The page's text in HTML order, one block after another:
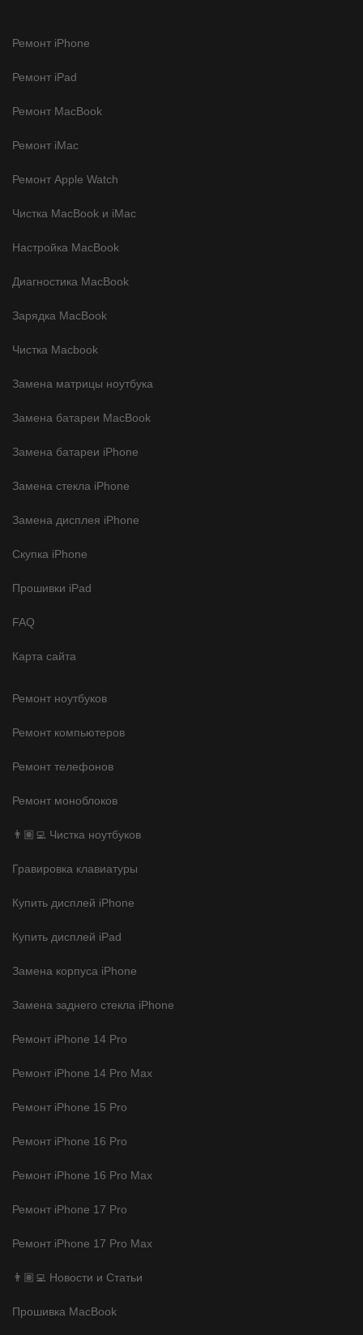
Ремонт iPhone
Ремонт iPad
Ремонт MacBook
Ремонт iMac
Ремонт Apple Watch
Чистка MacBook и iMac
Настройка MacBook
Диагностика MacBook
Зарядка MacBook
Чистка Macbook
Замена матрицы ноутбука
Замена батареи MacBook
Замена батареи iPhone
Замена стекла iPhone
Замена дисплея iPhone
Скупка iPhone
Прошивки iPad
FAQ
Карта сайта
Ремонт ноутбуков
Ремонт компьютеров
Ремонт телефонов
Ремонт моноблоков
👨🏽‍💻 Чистка ноутбуков
Гравировка клавиатуры
Купить дисплей iPhone
Купить дисплей iPad
Замена корпуса iPhone
Замена заднего стекла iPhone
Ремонт iPhone 14 Pro
Ремонт iPhone 14 Pro Max
Ремонт iPhone 15 Pro
Ремонт iPhone 16 Pro
Ремонт iPhone 16 Pro Max
Ремонт iPhone 17 Pro
Ремонт iPhone 17 Pro Max
👨🏽‍💻 Новости и Статьи
Прошивка MacBook